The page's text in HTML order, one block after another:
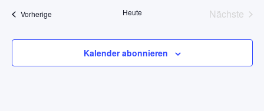
Ansichten,
VorherigeVeranstaltungen Heute
Nächste
Kalender abonnieren